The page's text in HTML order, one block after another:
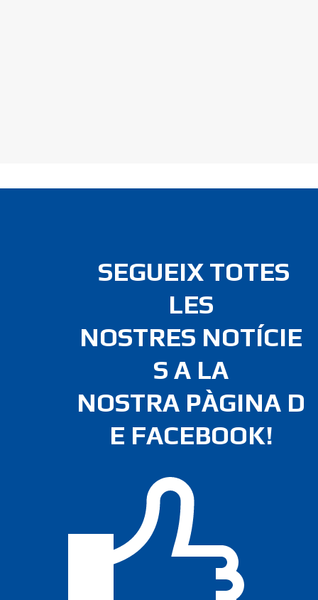
SEGUEIX TOTES
LES
NOSTRES NOTÍCIE
S A LA
NOSTRA PÀGINA D
E FACEBOOK!